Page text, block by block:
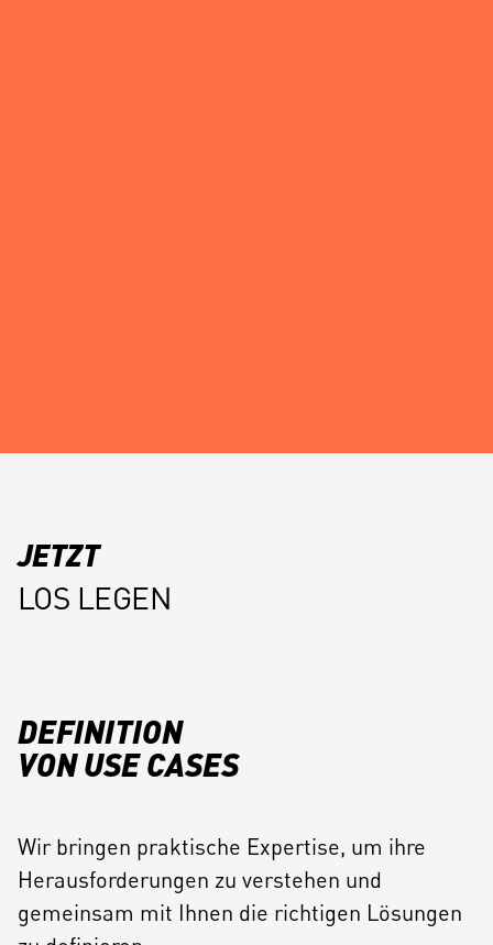
JETZT
LOS LEGEN
DEFINITION
VON USE CASES
Wir bringen praktische Expertise, um ihre
Herausforderungen zu verstehen und
gemeinsam mit Ihnen die richtigen Lösungen